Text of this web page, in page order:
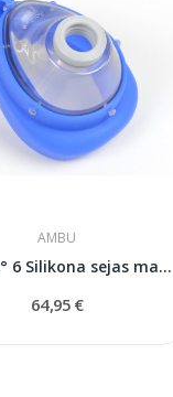
AMBU
Ambu N° 6 Silikona sejas maska (lieliem...
64,95 €